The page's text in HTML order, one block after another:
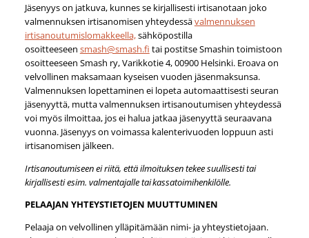
Jäsenyys on jatkuva, kunnes se kirjallisesti irtisanotaan joko
valmennuksen irtisanomisen yhteydessävalmennuksen
irtisanoutumislomakkeella,sähköpostilla
osoitteeseen smash@smash.fi tai postitse Smashin toimistoon
osoitteeseen Smash ry, Varikkotie 4, 00900 Helsinki. Eroava on
velvollinen maksamaan kyseisen vuoden jäsenmaksunsa.
Valmennuksen lopettaminen ei lopeta automaattisesti seuran
jäsenyyttä, mutta valmennuksen irtisanoutumisen yhteydessä
voi myös ilmoittaa, jos ei halua jatkaa jäsenyyttä seuraavana
vuonna. Jäsenyys on voimassa kalenterivuoden loppuun asti
irtisanomisen jälkeen.
Irtisanoutumiseen ei riitä, että ilmoituksen tekee suullisesti tai
kirjallisesti esim. valmentajalle tai kassatoimihenkilölle.
PELAAJAN YHTEYSTIETOJEN MUUTTUMINEN
Pelaaja on velvollinen ylläpitämään nimi- ja yhteystietojaan.